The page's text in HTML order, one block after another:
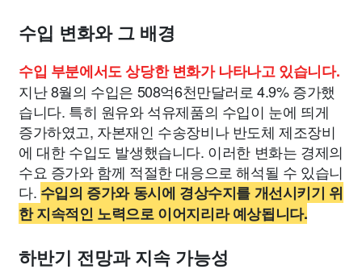
수입 변화와 그 배경
수입 부분에서도 상당한 변화가 나타나고 있습니다.
지난 8월의 수입은 508억6천만달러로 4.9% 증가했
습니다. 특히 원유와 석유제품의 수입이 눈에 띄게
증가하였고, 자본재인 수송장비나 반도체 제조장비
에 대한 수입도 발생했습니다. 이러한 변화는 경제의
수요 증가와 함께 적절한 대응으로 해석될 수 있습니
다. 수입의 증가와 동시에 경상수지를 개선시키기 위
한 지속적인 노력으로 이어지리라 예상됩니다.
하반기 전망과 지속 가능성